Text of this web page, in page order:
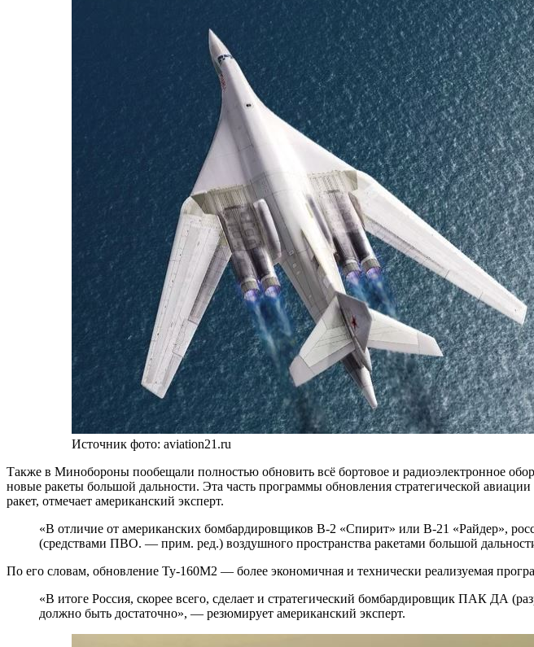
Источник фото: aviation21.ru
Также в Минобороны пообещали полностью обновить всё бортовое и радиоэлектронное
новые ракеты большой дальности. Эта часть программы обновления стратегической
ракет, отмечает американский эксперт.
«В отличие от американских бомбардировщиков B-2 «Спирит» или B-21 «Райдер»,
(средствами ПВО. — прим. ред.) воздушного пространства ракетами большой
По его словам, обновление Ту-160М2 — более экономичная и технически реализуемая
«В итоге Россия, скорее всего, сделает и стратегический бомбардировщик ПАК ДА
должно быть достаточно», — резюмирует американский эксперт.